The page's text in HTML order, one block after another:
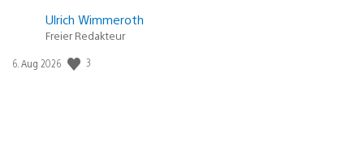
Ulrich Wimmeroth
Freier Redakteur
Veröffentlichungsdatum:
6. Aug 2026 3